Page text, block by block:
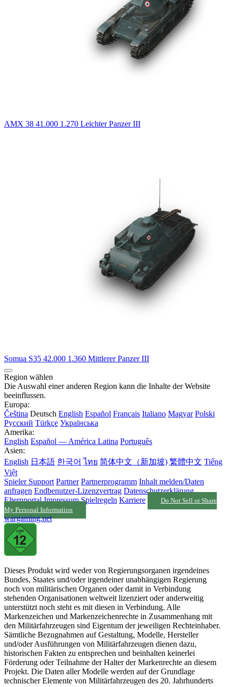
AMX 38 41.000 1.270 Leichter PanzerIII
Somua S35 42.000 1.360 Mittlerer PanzerIII
Region wählen
Die Auswahl einer anderen Region kann die Inhalte der Website
beeinflussen.
Europa:
Čeština Deutsch English Español Français Italiano Magyar Polski
Русский Türkçe Українська
Amerika:
English Español — América Latina Português
Asien:
English 日本語 한국어 ไทย 简体中文（新加坡) 繁體中文 Tiếng
Việt
Spieler Support Partner Partnerprogramm Inhalt melden/Daten
anfragen Endbenutzer-Lizenzvertrag Datenschutzerklärung
Elternportal Impressum Spielregeln Karriere
Do Not Sell or Share
My Personal Information
wargaming.net
Dieses Produkt wird weder von Regierungsorganen irgendeines
Bundes, Staates und/oder irgendeiner unabhängigen Regierung
noch von militärischen Organen oder damit in Verbindung
stehenden Organisationen weltweit lizenziert oder anderweitig
unterstützt noch steht es mit diesen in Verbindung. Alle
Markenzeichen und Markenzeichenrechte in Zusammenhang mit
den Militärfahrzeugen sind Eigentum der jeweiligen Rechteinhaber.
Sämtliche Bezugnahmen auf Gestaltung, Modelle, Hersteller
und/oder Ausführungen von Militärfahrzeugen dienen dazu,
historischen Fakten zu entsprechen und beinhalten keinerlei
Förderung oder Teilnahme der Halter der Markenrechte an diesem
Projekt. Die Daten aller Modelle werden auf der Grundlage
technischer Elemente von Militärfahrzeugen des 20. Jahrhunderts